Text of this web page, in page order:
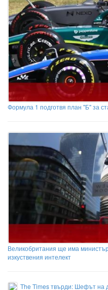
Формула 1 подготвя план "Б" за
Великобритания ще има
изкуствения интелект
The Times твърди: Шефът на